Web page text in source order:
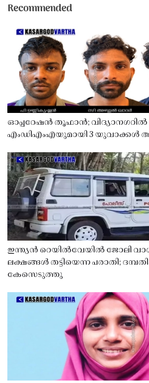
Recommended
ഓപ്പറേഷൻ തൂഫാൻ; വിദ്യാനഗറിൽ
എംഡിഎംഎയുമായി 3 യുവാക്കൾ
ഇന്ത്യൻ റെയിൽവേയിൽ ജോലി
ലക്ഷങ്ങൾ തട്ടിയെന്ന പരാതി;
കേസെടുത്തു